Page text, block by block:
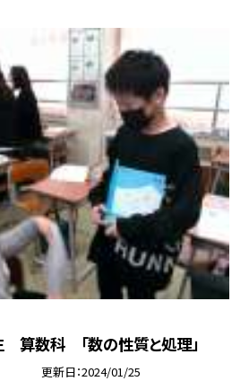
算数科 「数の性質と処理」
更新日 2024/01/25